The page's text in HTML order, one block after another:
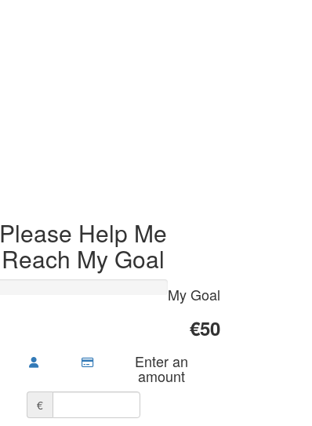
Please Help Me
Reach My Goal
My Goal
€50
Enter an
amount
€